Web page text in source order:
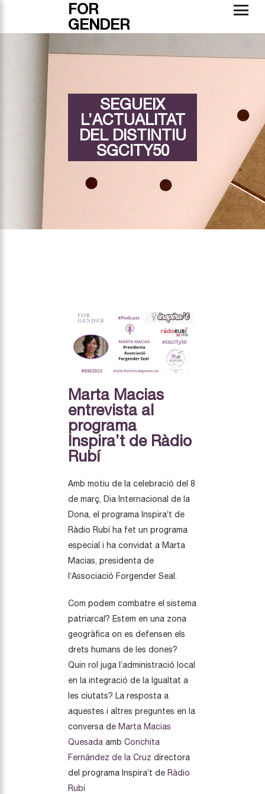
FOR
GENDER
SEGUEIX
L’ACTUALITAT
DEL DISTINTIU
SGCITY50
Marta Macias
entrevista al
programa
Inspira’t de Ràdio
Rubí
Amb motiu de la celebració del 8
de març, Dia Internacional de la
Dona, el programa Inspira’t de
Ràdio Rubí ha fet un programa
especial i ha convidat a Marta
Macias, presidenta de
l’Associació Forgender Seal.
Com podem combatre el sistema
patriarcal? Estem en una zona
geogràfica on es defensen els
drets humans de les dones?
Quin rol juga l’administració local
en la integració de la Igualtat a
les ciutats? La resposta a
aquestes i altres preguntes en la
conversa de Marta Macias
Quesada amb Conchita
Fernández de la Cruz directora
del programa Inspira’t de Ràdio
Rubí